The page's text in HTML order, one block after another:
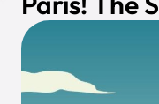
Miasto
Kategoria